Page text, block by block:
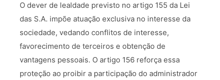
O dever de lealdade previsto no artigo 155 da Lei
das S.A. impõe atuação exclusiva no interesse da
sociedade, vedando conflitos de interesse,
favorecimento de terceiros e obtenção de
vantagens pessoais. O artigo 156 reforça essa
proteção ao proibir a participação do administrador